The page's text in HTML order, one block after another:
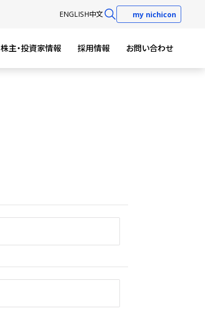
ENGLISH中文 my nichicon
株主・投資家情報 採用情報 お問い合わせ